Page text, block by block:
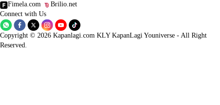
Fimela.com
Brilio.net
Connect with Us
Copyright © 2026 Kapanlagi.com KLY KapanLagi Youniverse - All Right
Reserved.